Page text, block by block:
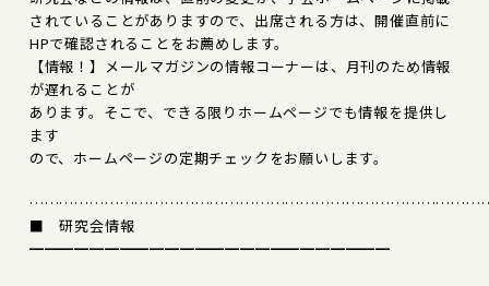
されていることがありますので、出席される方は、開催直前に
HPで確認されることをお薦めします。
【情報！】メールマガジンの情報コーナーは、月刊のため情報
が遅れることが
あります。そこで、できる限りホームページでも情報を提供し
ます
ので、ホームページの定期チェックをお願いします。
■ 研究会情報
━━━━━━━━━━━━━━━━━━━━━━━━